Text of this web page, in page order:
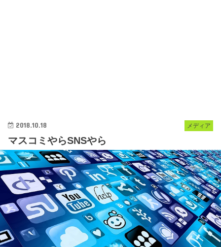
メディア
2018.10.18
マスコミやらSNSやら